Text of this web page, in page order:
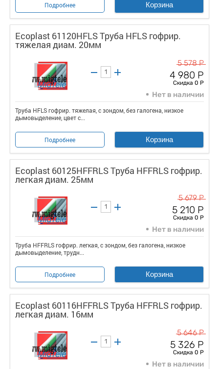
Подробнее Корзина
Ecoplast 61120HFLS Труба HFLS гофрир.
тяжелая диам. 20мм
5 578 Р
4 980 Р
Скидка 0 Р
Нет в наличии
Труба HFLS гофрир. тяжелая, с зондом, без галогена, низкое
дымовыделение, цвет с...
Подробнее Корзина
Ecoplast 60125HFFRLS Труба HFFRLS гофрир.
легкая диам. 25мм
5 679 Р
5 210 Р
Скидка 0 Р
Нет в наличии
Труба HFFRLS гофрир. легкая, с зондом, без галогена, низкое
дымовыделение, трудн...
Подробнее Корзина
Ecoplast 60116HFFRLS Труба HFFRLS гофрир.
легкая диам. 16мм
5 646 Р
5 326 Р
Скидка 0 Р
Нет в наличии